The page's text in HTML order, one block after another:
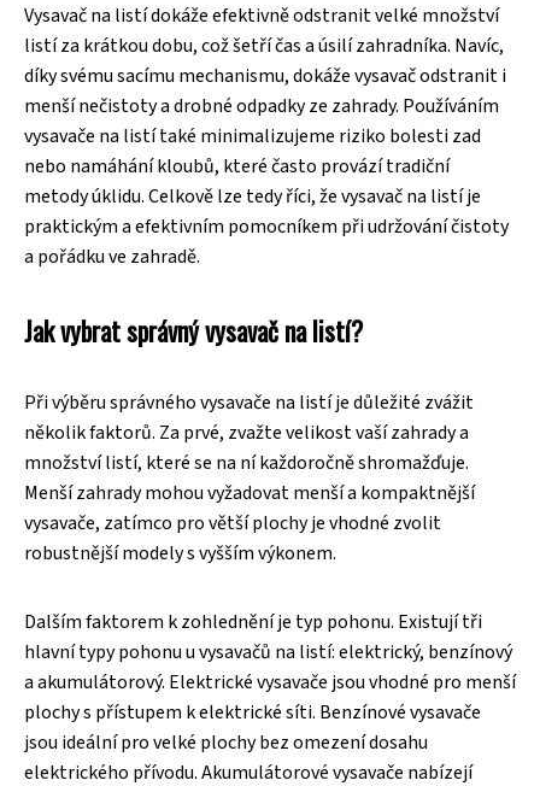
Vysavač na listí dokáže efektivně odstranit velké množství
listí za krátkou dobu, což šetří čas a úsilí zahradníka. Navíc,
díky svému sacímu mechanismu, dokáže vysavač odstranit i
menší nečistoty a drobné odpadky ze zahrady. Používáním
vysavače na listí také minimalizujeme riziko bolesti zad
nebo namáhání kloubů, které často provází tradiční
metody úklidu. Celkově lze tedy říci, že vysavač na listí je
praktickým a efektivním pomocníkem při udržování čistoty
a pořádku ve zahradě.
Jak vybrat správný vysavač na listí?
Při výběru správného vysavače na listí je důležité zvážit
několik faktorů. Za prvé, zvažte velikost vaší zahrady a
množství listí, které se na ní každoročně shromažďuje.
Menší zahrady mohou vyžadovat menší a kompaktnější
vysavače, zatímco pro větší plochy je vhodné zvolit
robustnější modely s vyšším výkonem.
Dalším faktorem k zohlednění je typ pohonu. Existují tři
hlavní typy pohonu u vysavačů na listí: elektrický, benzínový
a akumulátorový. Elektrické vysavače jsou vhodné pro menší
plochy s přístupem k elektrické síti. Benzínové vysavače
jsou ideální pro velké plochy bez omezení dosahu
elektrického přívodu. Akumulátorové vysavače nabízejí